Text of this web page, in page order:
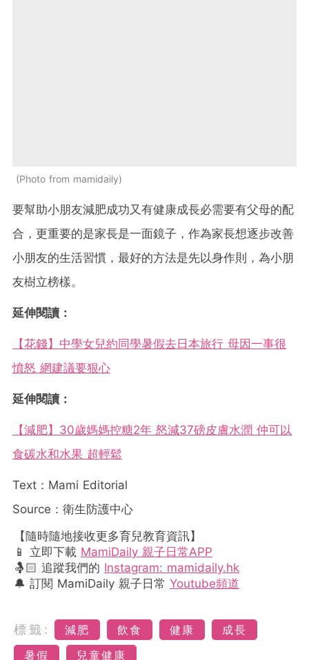
Photo from mamidaily
要幫助小朋友減肥成功又有健康成長必需要有父母的配
合，更重要的是家長是一面鏡子，作為家長想逐步改善
小朋友的生活習慣，最好的方法是先以身作則，為小朋
友樹立榜樣。
延伸閱讀：
【花錢】中學女兒約同學暑假去日本旅行 母因一事很
憤怒 網建議要狠心
延伸閱讀：
【減肥】30歲媽媽控糖2年 怒減37磅皮膚水潤 仲可以
食碳水和水果 超輕鬆
Text：Mami Editorial
Source：衛生防護中心
【隨時隨地接收更多育兒教育資訊】
📱 立即下載 MamiDaily 親子日常APP
🤱🏻 追蹤我們的 Instagram: mamidaily.hk
🔔 訂閱 MamiDaily 親子日常 Youtube頻道
標籤: 減肥 飲食 健康
成長
暑假
兒童健康